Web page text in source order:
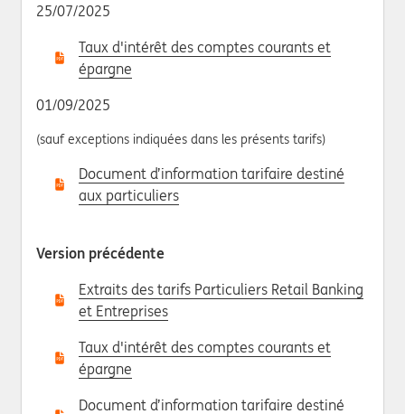
25/07/2025
Taux d'intérêt des comptes courants et
épargne
01/09/2025
(sauf exceptions indiquées dans les présents tarifs)
Document d’information tarifaire destiné
aux particuliers
Version précédente
Extraits des tarifs Particuliers Retail Banking
et Entreprises
Taux d'intérêt des comptes courants et
épargne
Document d’information tarifaire destiné